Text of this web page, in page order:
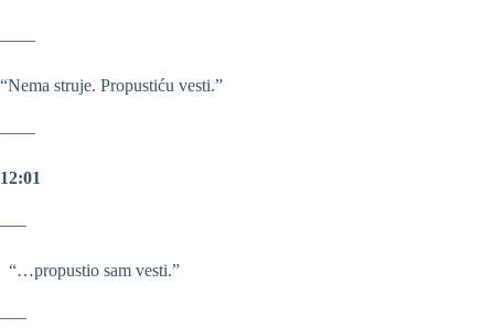
——
“Nema struje. Propustiću vesti.”
——
12:01
—–
“…propustio sam vesti.”
—–